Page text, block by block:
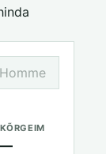
Homme
KÕRGEIM
—